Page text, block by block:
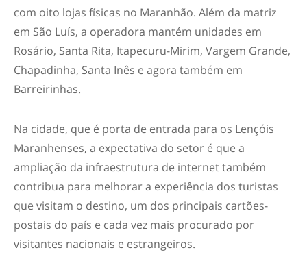
com oito lojas físicas no Maranhão. Além da matriz
em São Luís, a operadora mantém unidades em
Rosário, Santa Rita, Itapecuru-Mirim, Vargem Grande,
Chapadinha, Santa Inês e agora também em
Barreirinhas.
Na cidade, que é porta de entrada para os Lençóis
Maranhenses, a expectativa do setor é que a
ampliação da infraestrutura de internet também
contribua para melhorar a experiência dos turistas
que visitam o destino, um dos principais cartões-
postais do país e cada vez mais procurado por
visitantes nacionais e estrangeiros.